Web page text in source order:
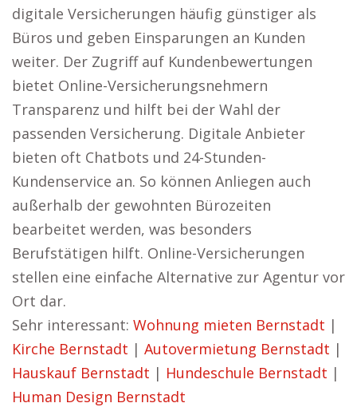
digitale Versicherungen häufig günstiger als
Büros und geben Einsparungen an Kunden
weiter. Der Zugriff auf Kundenbewertungen
bietet Online-Versicherungsnehmern
Transparenz und hilft bei der Wahl der
passenden Versicherung. Digitale Anbieter
bieten oft Chatbots und 24-Stunden-
Kundenservice an. So können Anliegen auch
außerhalb der gewohnten Bürozeiten
bearbeitet werden, was besonders
Berufstätigen hilft. Online-Versicherungen
stellen eine einfache Alternative zur Agentur vor
Ort dar.
Sehr interessant: Wohnung mieten Bernstadt |
Kirche Bernstadt | Autovermietung Bernstadt |
Hauskauf Bernstadt | Hundeschule Bernstadt |
Human Design Bernstadt